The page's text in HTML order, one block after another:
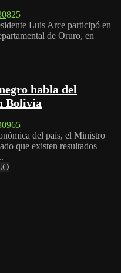
0825
Luis Arce participó en
de Oruro, en
habla del
Bolivia
0965
del país, el Ministro
que existen resultados